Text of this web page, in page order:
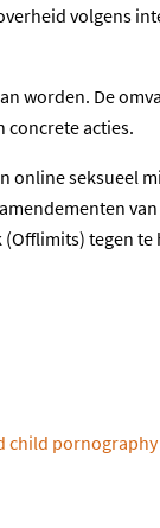
volgens
worden. De
concrete acties.
online seksueel
(Offlimits) tegen te
child pornography